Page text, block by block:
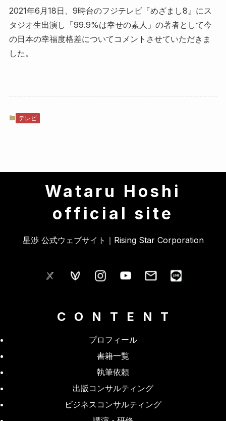
2021年6月18日、9時台のフジテレビ『めざまし8』にス
タジオ生出演し「99.9%は幸せの素人」の著者として今
の日本の幸福度格差についてコメントさせていただきま
した。
テレビ
Wataru Hoshi
official site
星渉 公式ウェブサイト｜Rising Star Corporation
CONTENT
プロフィール
書籍一覧
執筆依頼
出版コンサルティング
ビジネスコンサルティング